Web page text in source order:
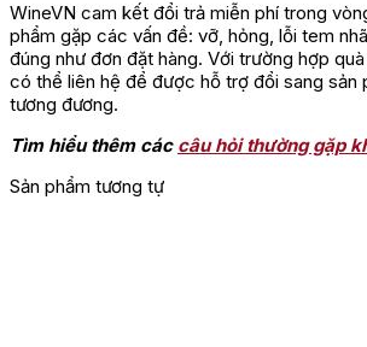
WineVN cam kết đổi trả miễn phí trong
phẩm gặp các vấn đề: vỡ, hỏng, lỗi tem
đúng như đơn đặt hàng. Với trường hợp
có thể liên hệ để được hỗ trợ đổi sang sản
tương đương.
Tìm hiểu thêm các câu hỏi thường gặp
Sản phẩm tương tự